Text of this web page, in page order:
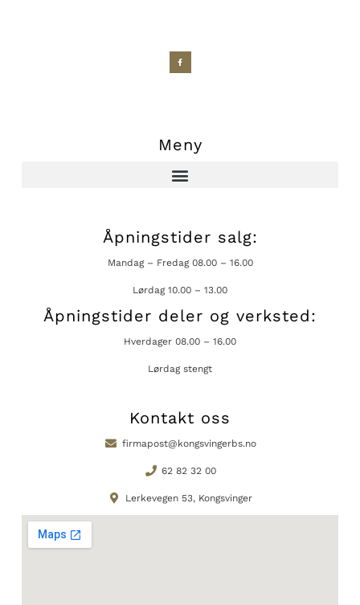
Meny
Åpningstider salg:
Mandag – Fredag 08.00 – 16.00
Lørdag 10.00 – 13.00
Åpningstider deler og verksted:
Hverdager 08.00 – 16.00
Lørdag stengt
Kontakt oss
firmapost@kongsvingerbs.no
62 82 32 00
Lerkevegen 53, Kongsvinger